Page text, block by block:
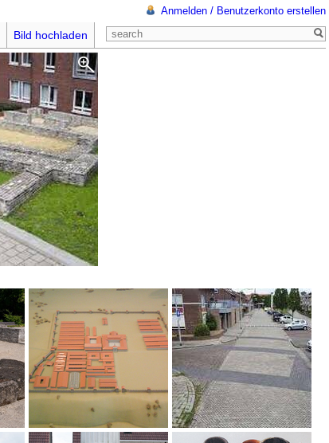
Anmelden / Benutzerkonto erstellen
Bild hochladen